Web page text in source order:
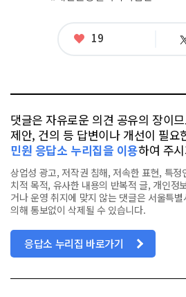
좋
19
댓글은 자유로운 의견 공유의 장이
제안, 건의 등 답변이나 개선이 필요
민원 응답소 누리집을 이용하여 주
상업성 광고, 저작권 침해, 저속한 표현, 특
치적 목적, 유사한 내용의 반복적 글, 개인정
거나 운영 취지에 맞지 않는 댓글은 서울특
의해 통보없이 삭제될 수 있습니다.
응답소 누리집 바로가기